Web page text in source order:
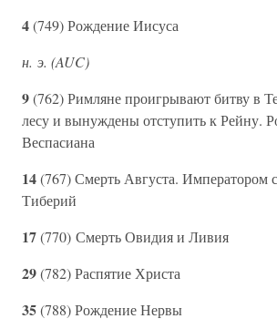
4(749) Рождение Иисуса
н. э. (AUC)
9(762) Римляне проигрывают битву в
лесу и вынуждены отступить к Рейну.
Веспасиана
14(767) Смерть Августа. Императором
Тиберий
17(770) Смерть Овидия и Ливия
29(782) Распятие Христа
35(788) Рождение Нервы